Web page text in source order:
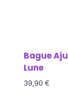
Bague
Lune
39,90 €